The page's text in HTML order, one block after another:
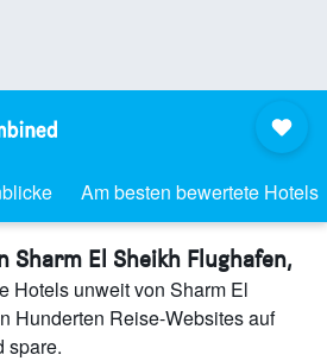
Am besten bewertete Hotels
Sharm El Sheikh Flughafen,
Hotels unweit von Sharm El
Hunderten Reise-Websites auf
spare.